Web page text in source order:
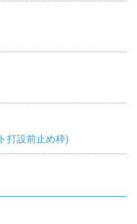
打設前止め枠)